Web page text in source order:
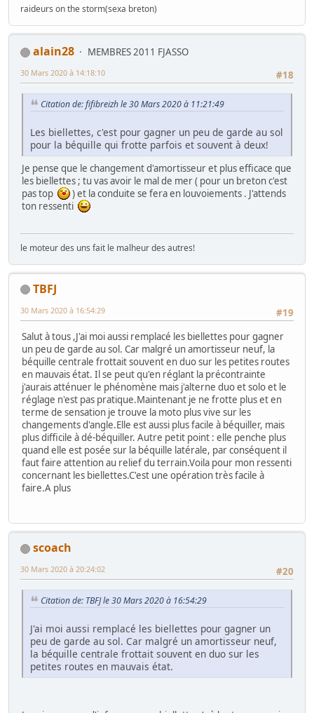
raideurs on the storm(sexa breton)
alain28
MEMBRES 2011 FJASSO
#18
30 Mars 2020 à 14:18:10
Citation de: fifibreizh le 30 Mars 2020 à 11:21:49
Les biellettes, c'est pour gagner un peu de garde au sol
pour la béquille qui frotte parfois et souvent à deux!
Je pense que le changement d'amortisseur et plus efficace que
les biellettes ; tu vas avoir le mal de mer ( pour un breton c'est
pas top
) et la conduite se fera en louvoiements . J'attends
ton ressenti
le moteur des uns fait le malheur des autres!
TBFJ
#19
30 Mars 2020 à 16:54:29
Salut à tous ,J'ai moi aussi remplacé les biellettes pour gagner
un peu de garde au sol. Car malgré un amortisseur neuf, la
béquille centrale frottait souvent en duo sur les petites routes
en mauvais état. Il se peut qu'en réglant la précontrainte
j'aurais atténuer le phénomène mais j'alterne duo et solo et le
réglage n'est pas pratique.Maintenant je ne frotte plus et en
terme de sensation je trouve la moto plus vive sur les
changements d'angle.Elle est aussi plus facile à béquiller, mais
plus difficile à dé-béquiller. Autre petit point : elle penche plus
quand elle est posée sur la béquille latérale, par conséquent il
faut faire attention au relief du terrain.Voila pour mon ressenti
concernant les biellettes.C'est une opération très facile à
faire.A plus
scoach
#20
30 Mars 2020 à 20:24:02
Citation de: TBFJ le 30 Mars 2020 à 16:54:29
J'ai moi aussi remplacé les biellettes pour gagner un
peu de garde au sol. Car malgré un amortisseur neuf,
la béquille centrale frottait souvent en duo sur les
petites routes en mauvais état.